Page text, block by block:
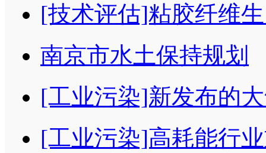
[技术评估]粘胶纤维
南京市水土保持规划
[工业污染]新发布的
[工业污染]高耗能行